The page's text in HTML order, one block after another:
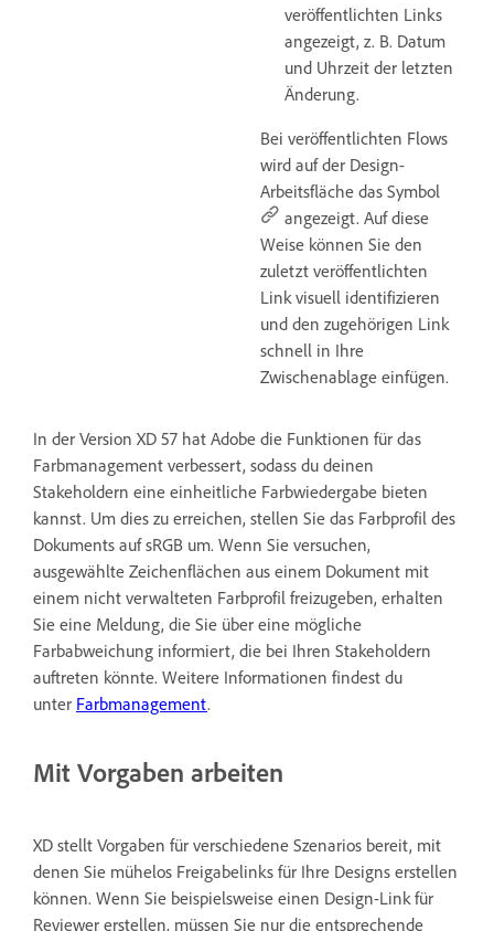
veröffentlichten Links
angezeigt, z. B. Datum
und Uhrzeit der letzten
Änderung.
Bei veröffentlichten Flows
wird auf der Design-
Arbeitsfläche das Symbol
angezeigt. Auf diese
Weise können Sie den
zuletzt veröffentlichten
Link visuell identifizieren
und den zugehörigen Link
schnell in Ihre
Zwischenablage einfügen.
In der Version XD 57 hat Adobe die Funktionen für das
Farbmanagement verbessert, sodass du deinen
Stakeholdern eine einheitliche Farbwiedergabe bieten
kannst. Um dies zu erreichen, stellen Sie das Farbprofil des
Dokuments auf sRGB um. Wenn Sie versuchen,
ausgewählte Zeichenflächen aus einem Dokument mit
einem nicht verwalteten Farbprofil freizugeben, erhalten
Sie eine Meldung, die Sie über eine mögliche
Farbabweichung informiert, die bei Ihren Stakeholdern
auftreten könnte. Weitere Informationen findest du
unter Farbmanagement.
Mit Vorgaben arbeiten
XD stellt Vorgaben für verschiedene Szenarios bereit, mit
denen Sie mühelos Freigabelinks für Ihre Designs erstellen
können. Wenn Sie beispielsweise einen Design-Link für
Reviewer erstellen, müssen Sie nur die entsprechende